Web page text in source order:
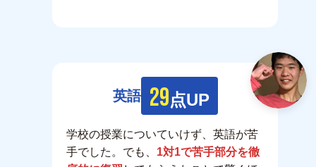
英語 29点UP
学校の授業についていけず、英語が苦
手でした。でも、 1対1で苦手部分を徹